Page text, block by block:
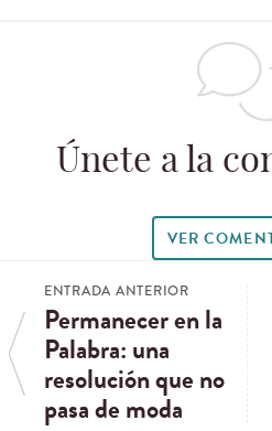
Únete a la
VER
ENTRADA ANTERIOR
Permanecer en la
Palabra: una
resolución que no
pasa de moda